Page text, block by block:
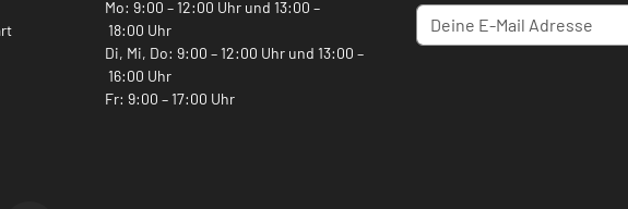
Mo: 9:00 – 12:00 Uhr und 13:00 –
18:00 Uhr
Di, Mi, Do: 9:00 – 12:00 Uhr und 13:00 –
16:00 Uhr
Fr: 9:00 – 17:00 Uhr